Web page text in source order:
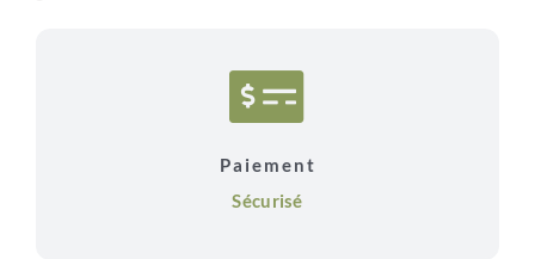
Paiement
Sécurisé